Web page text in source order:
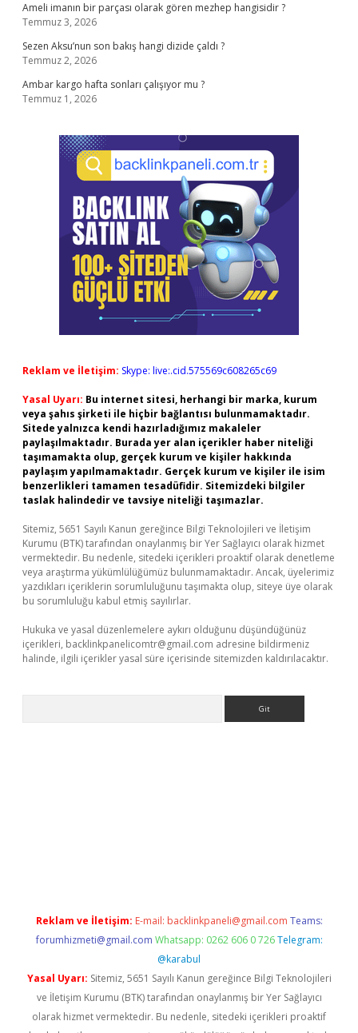
Ameli imanın bir parçası olarak gören mezhep hangisidir ?
Temmuz 3, 2026
Sezen Aksu’nun son bakış hangi dizide çaldı ?
Temmuz 2, 2026
Ambar kargo hafta sonları çalışıyor mu ?
Temmuz 1, 2026
Reklam ve İletişim: Skype: live:.cid.575569c608265c69
Yasal Uyarı: Bu internet sitesi, herhangi bir marka, kurum
veya şahıs şirketi ile hiçbir bağlantısı bulunmamaktadır.
Sitede yalnızca kendi hazırladığımız makaleler
paylaşılmaktadır. Burada yer alan içerikler haber niteliği
taşımamakta olup, gerçek kurum ve kişiler hakkında
paylaşım yapılmamaktadır. Gerçek kurum ve kişiler ile isim
benzerlikleri tamamen tesadüfidir. Sitemizdeki bilgiler
taslak halindedir ve tavsiye niteliği taşımazlar.
Sitemiz, 5651 Sayılı Kanun gereğince Bilgi Teknolojileri ve İletişim
Kurumu (BTK) tarafından onaylanmış bir Yer Sağlayıcı olarak hizmet
vermektedir. Bu nedenle, sitedeki içerikleri proaktif olarak denetleme
veya araştırma yükümlülüğümüz bulunmamaktadır. Ancak, üyelerimiz
yazdıkları içeriklerin sorumluluğunu taşımakta olup, siteye üye olarak
bu sorumluluğu kabul etmiş sayılırlar.
Hukuka ve yasal düzenlemelere aykırı olduğunu düşündüğünüz
içerikleri, backlinkpanelicomtr@gmail.com adresine bildirmeniz
halinde, ilgili içerikler yasal süre içerisinde sitemizden kaldırılacaktır.
Reklam ve İletişim: E-mail: backlinkpaneli@gmail.com Teams:
forumhizmeti@gmail.com Whatsapp: 0262 606 0 726 Telegram:
@karabul
Yasal Uyarı: Sitemiz, 5651 Sayılı Kanun gereğince Bilgi Teknolojileri
ve İletişim Kurumu (BTK) tarafından onaylanmış bir Yer Sağlayıcı
olarak hizmet vermektedir. Bu nedenle, sitedeki içerikleri proaktif